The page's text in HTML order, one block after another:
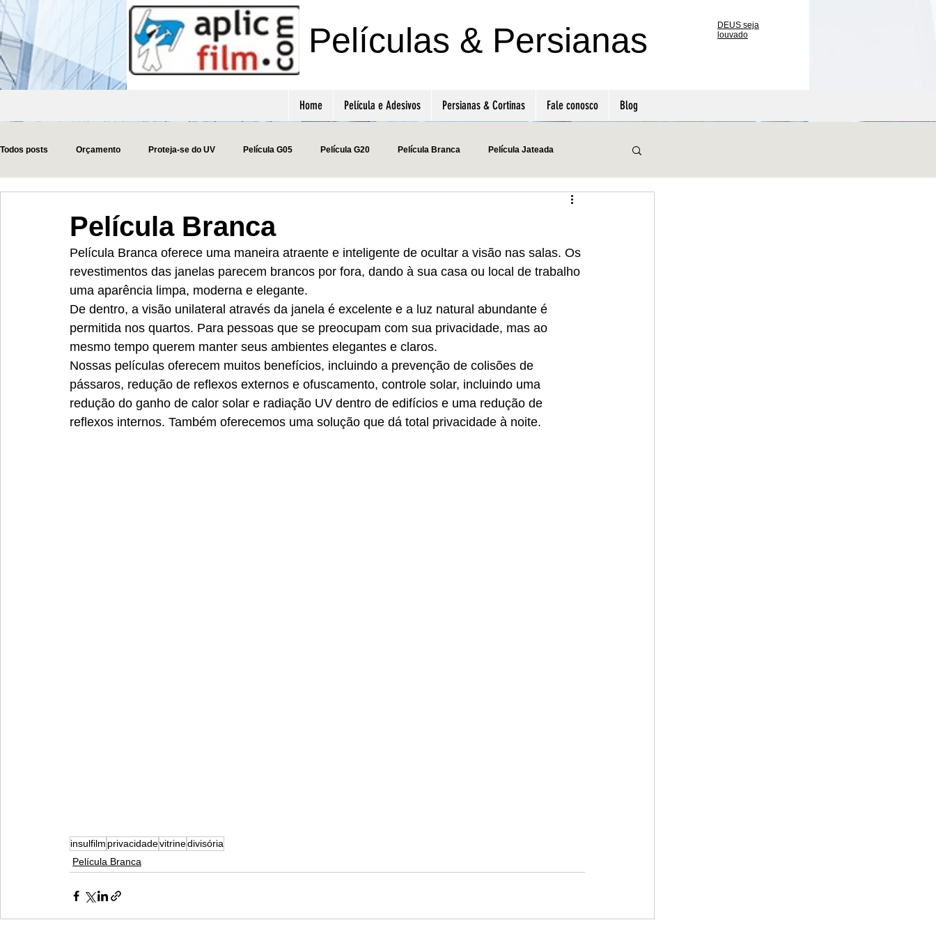
Películas & Persianas
DEUS seja
louvado
Home Película e Adesivos Persianas & Cortinas Fale conosco Blog
Todos posts Orçamento Proteja-se do UV Película G05 Película G20 Película Branca Película Jateada
Película Bronze Espelhado
Película Azul Espelhado
Película Branca
Película Branca oferece uma maneira atraente e inteligente de ocultar a visão nas salas. Os
revestimentos das janelas parecem brancos por fora, dando à sua casa ou local de trabalho
uma aparência limpa, moderna e elegante.
De dentro, a visão unilateral através da janela é excelente e a luz natural abundante é
permitida nos quartos. Para pessoas que se preocupam com sua privacidade, mas ao
mesmo tempo querem manter seus ambientes elegantes e claros.
Nossas películas oferecem muitos benefícios, incluindo a prevenção de colisões de
pássaros, redução de reflexos externos e ofuscamento, controle solar, incluindo uma
redução do ganho de calor solar e radiação UV dentro de edifícios e uma redução de
reflexos internos. Também oferecemos uma solução que dá total privacidade à noite.
insulfilm privacidadevitrinedivisória
Película Branca